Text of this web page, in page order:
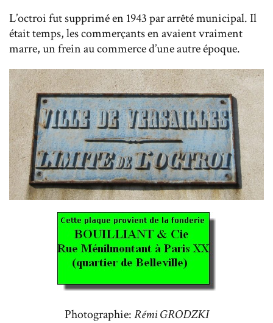
L’octroi fut supprimé en 1943 par arrêté municipal. Il
était temps, les commerçants en avaient vraiment
marre, un frein au commerce d’une autre époque.
Photographie:Rémi GRODZKI